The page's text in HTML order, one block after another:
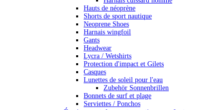
Hauts de néoprène
Shorts de sport nautique
Neoprene Shoes
Harnais wingfoil
Gants
Headwear
Lycra / Wetshirts
Protection d'impact et Gilets
Casques
Lunettes de soleil pour l'eau
Zubehör Sonnenbrillen
Bonnets de surf et plage
Serviettes / Ponchos